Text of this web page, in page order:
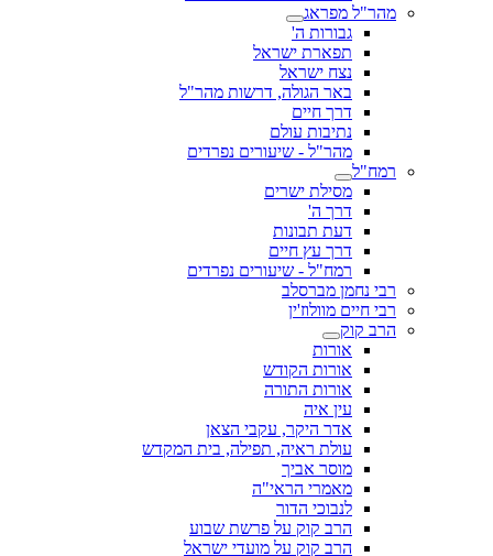
מהר"ל מפראג
גבורות ה'
תפארת ישראל
נצח ישראל
באר הגולה, דרשות מהר"ל
דרך חיים
נתיבות עולם
מהר"ל - שיעורים נפרדים
רמח"ל
מסילת ישרים
דרך ה'
דעת תבונות
דרך עץ חיים
רמח"ל - שיעורים נפרדים
רבי נחמן מברסלב
רבי חיים מוולוז'ין
הרב קוק
אורות
אורות הקודש
אורות התורה
עין איה
אדר היקר, עקבי הצאן
עולת ראיה, תפילה, בית המקדש
מוסר אביך
מאמרי הראי"ה
לנבוכי הדור
הרב קוק על פרשת שבוע
הרב קוק על מועדי ישראל